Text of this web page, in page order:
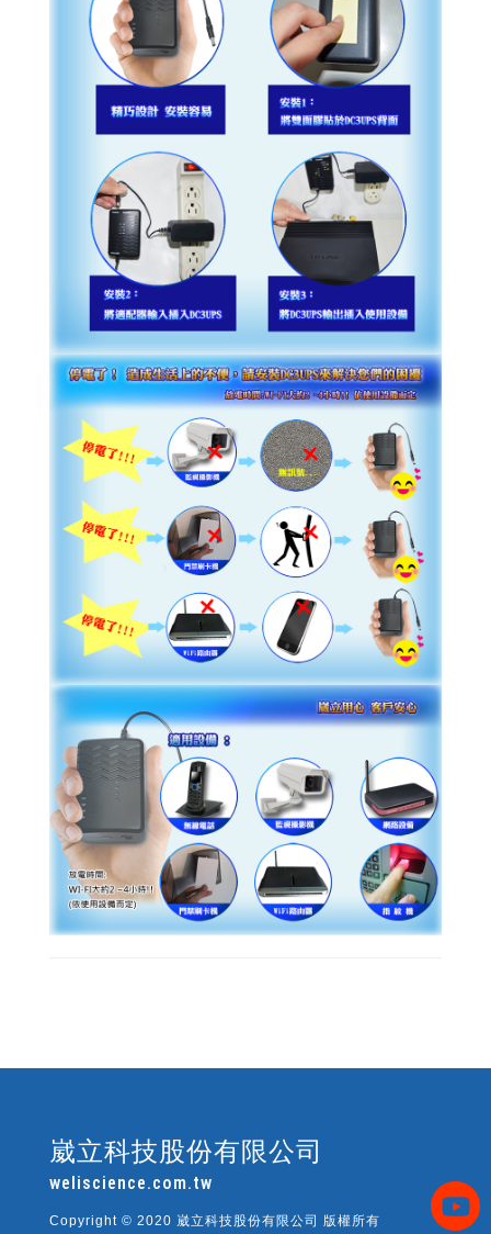
崴立科技股份有限公司
weliscience.com.tw
Copyright © 2020 崴立科技股份有限公司 版權所有